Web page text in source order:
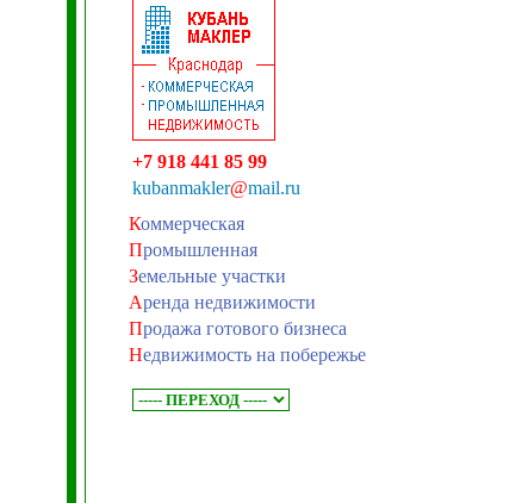
+7 918 441 85 99
kubanmakler@mail.ru
Коммерческая
Промышленная
Земельные участки
Аренда недвижимости
Продажа готового бизнеса
Недвижимость на побережье